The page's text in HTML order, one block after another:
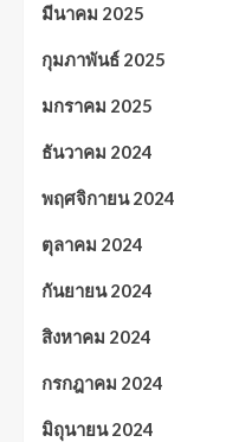
มีนาคม 2025
กุมภาพันธ์ 2025
มกราคม 2025
ธันวาคม 2024
พฤศจิกายน 2024
ตุลาคม 2024
กันยายน 2024
สิงหาคม 2024
กรกฎาคม 2024
มิถุนายน 2024